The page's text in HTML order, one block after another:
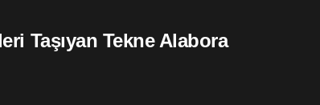
Taşıyan Tekne Alabora